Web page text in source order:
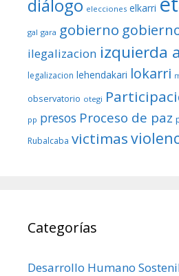
diálogo elecciones elkarri
gal gara gobierno
ilegalizacion izquierda
legalizacion lehendakari lokarri
observatorio otegi
pp presos Proceso de paz
Rubalcaba victimas
Categorías
Desarrollo Humano